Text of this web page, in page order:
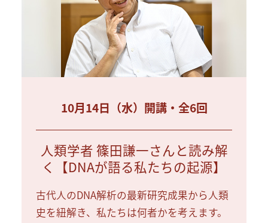
10月14日（水）開講・全6回
人類学者 篠田謙一さんと読み解
く【DNAが語る私たちの起源】
古代人のDNA解析の最新研究成果から人類
史を紐解き、私たちは何者かを考えます。